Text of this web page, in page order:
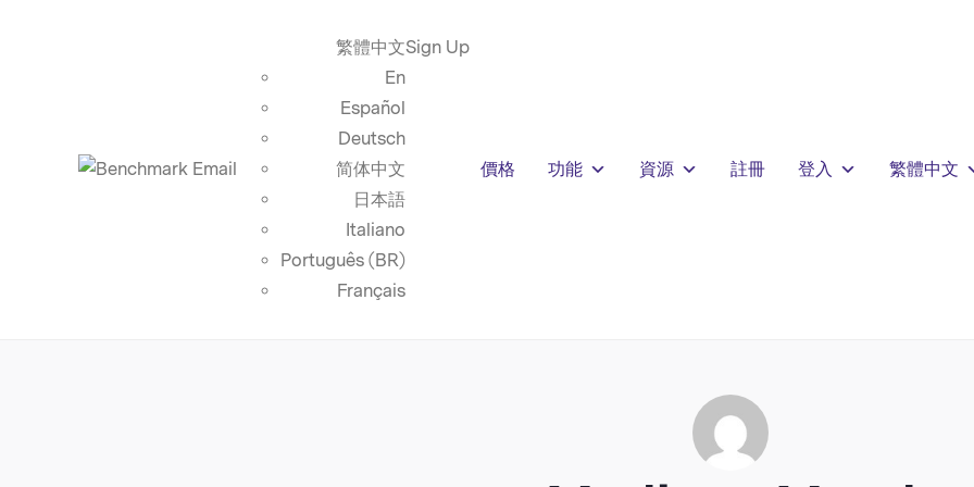
繁體中文
En
Español
Deutsch
简体中文
日本語
Italiano
Português (BR)
Français
Sign Up
價格 功能 資源 註冊 登入 繁體中文